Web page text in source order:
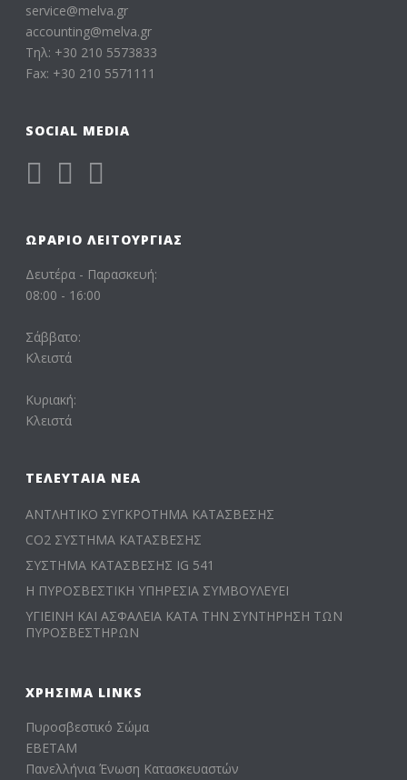
service@melva.gr
accounting@melva.gr
Τηλ: +30 210 5573833
Fax: +30 210 5571111
SOCIAL MEDIA
ΩΡΆΡΙΟ ΛΕΙΤΟΥΡΓΊΑΣ
Δευτέρα - Παρασκευή:
08:00 - 16:00
Σάββατο:
Κλειστά
Κυριακή:
Κλειστά
ΤΕΛΕΥΤΑΊΑ ΝΈΑ
ΑΝΤΛΗΤΙΚΟ ΣΥΓΚΡΟΤΗΜΑ ΚΑΤΑΣΒΕΣΗΣ
CO2 ΣΥΣΤΗΜΑ ΚΑΤΑΣΒΕΣΗΣ
ΣΥΣΤΗΜΑ ΚΑΤΑΣΒΕΣΗΣ IG 541
Η ΠΥΡΟΣΒΕΣΤΙΚΗ ΥΠΗΡΕΣΙΑ ΣΥΜΒΟΥΛΕΥΕΙ
ΥΓΙΕΙΝΗ ΚΑΙ ΑΣΦΑΛΕΙΑ ΚΑΤΑ ΤΗΝ ΣΥΝΤΗΡΗΣΗ ΤΩΝ
ΠΥΡΟΣΒΕΣΤΗΡΩΝ
ΧΡΉΣΙΜΑ LINKS
Πυροσβεστικό Σώμα
ΕΒΕΤΑΜ
Πανελλήνια Ένωση Κατασκευαστών